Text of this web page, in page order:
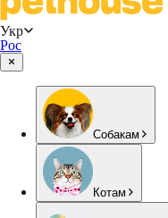
Укр
Рос
Собакам
Котам